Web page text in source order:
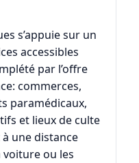
s’appuie sur un
accessibles
par l’offre
commerces,
paramédicaux,
et lieux de culte
une distance
voiture ou les